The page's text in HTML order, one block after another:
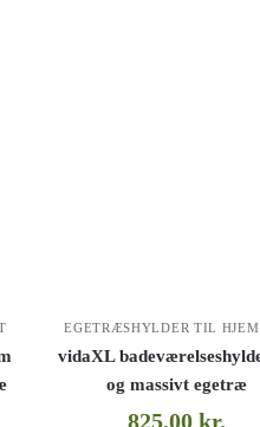
EGETRÆSHYLDER TIL
vidaXL
og massivt egetræ
825,00kr.